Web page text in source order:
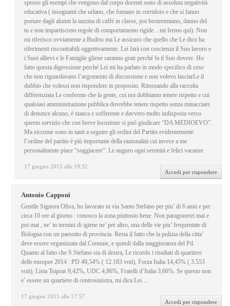
17 giugno 2015 alle 19:32
spesso gli esempi che vengono dal corpo docenti sono di assoluta negatività
educativa ( insegnanti che urlano, che fumano in corridoio e che si fanno
portare dagli alunni la tazzina di caffè in classe, poi bestemmiano, danno del
tu e non impartiscono regole di comportamento rigide…mi fermo qui). Non
mi riferisco ovviamente a Budrio ma Le assicuro che quello che Le dico ha
riferimenti riscontrabili oggettivamente. Lei farà con coscienza il Suo lavoro e
i Suoi allievi e le Famiglie gliene saranno grati perché fa il Suo dovere. Ho
fatto questa digressione perché Lei mi ha parlato in modo specifico di cose
che non riguardavano l’argomento di discussione e non volevo lasciarLe il
dubbio che volessi non rispondere in proposito. Ritornando alla raccolta
differenziata Le confermo che la gente, cui noi dobbiamo tenere rispetto e cui
qualsiasi amministrazione pubblica dovrebbe tenere rispetto senza minacciare
di denunce alcuno, è stanca e sofferente e davvero molto indisposta verso
questo servizio che con breve locuzione si può giudicare “DA MEDIOEVO”.
Ma siccome sono in tanti a seguire gli ordini del Partito evidentemente
l’ordine del partito è più importante della razionalità cui invece a me
personalmente piace “soggiacere”. Le auguro ogni serenità e felici vacanze
Accedi per rispondere
Antonio Capponi
17 giugno 2015 alle 17:57
Gentile Signora Oliva, ho lavorato in via Santo Stefano per piu’ di 6 anni e per
circa 10 ore al giorno : conosco la zona piuttosto bene. Non paragonerei mai e
poi mai , ne’ in termini di igiene ne’ per altro, una delle vie piu’ frequentate di
Bologna con un paesotto di provincia. Resta il fatto che la pulizia della citta’
deve essere organizzata dal Comune, e quindi dalla maggioranza del Pd.
Quanto al fatto che S.Stefano sia di destra, Le ricordo i risultati di quartiere
delle europee 2014 : PD 49,54% ( 12.183 voti), Forza Italia 14,45% ( 3.553
voti), Lista Tsipras 9,42%, UDC 4,86%, Fratelli d’Italia 3,66%. Se questo non
e’ essere un quartiere di centrosinistra, mi dica Lei…
Accedi per rispondere